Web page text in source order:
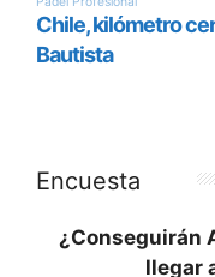
Encuesta
¿Conseguirán
llegar